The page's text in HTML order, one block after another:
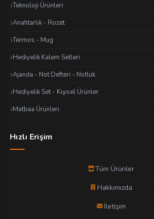
Teknoloji Ürünleri
Anahtarlık - Rozet
Termos - Mug
Hediyelik Kalem Setleri
Ajanda - Not Defteri - Notluk
Hediyelik Set - Kişisel Ürünler
Matbaa Ürünleri
Hızlı Erişim
Tüm Ürünler
Hakkımızda
İletişim